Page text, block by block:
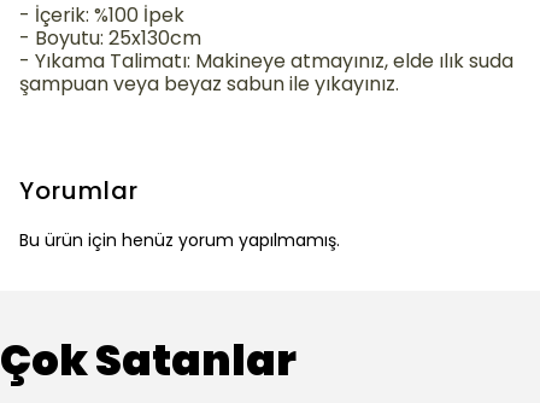
- İçerik: %100 İpek
- Boyutu: 25x130cm
- Yıkama Talimatı: Makineye atmayınız, elde ılık suda
şampuan veya beyaz sabun ile yıkayınız.
Yorumlar
Bu ürün için henüz yorum yapılmamış.
Çok Satanlar